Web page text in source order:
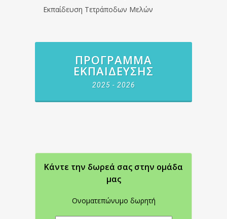
Εκπαίδευση Τετράποδων Μελών
ΠΡΌΓΡΑΜΜΑ
ΕΚΠΑΊΔΕΥΣΗΣ
2025 - 2026
Κάντε την δωρεά σας στην oμάδα
μας
Ονοματεπώνυμο δωρητή